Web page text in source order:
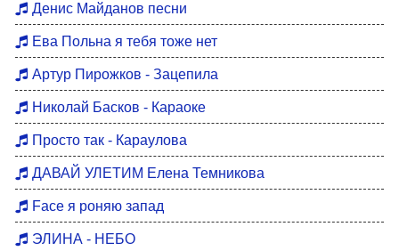
Денис Майданов песни
Ева Польна я тебя тоже нет
Артур Пирожков - Зацепила
Николай Басков - Караоке
Просто так - Караулова
ДАВАЙ УЛЕТИМ Елена Темникова
Face я роняю запад
ЭЛИНА - НЕБО